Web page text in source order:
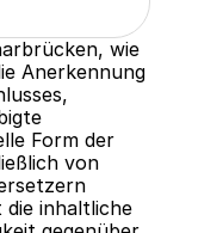
wie
Anerkennung
Form der
von
inhaltliche